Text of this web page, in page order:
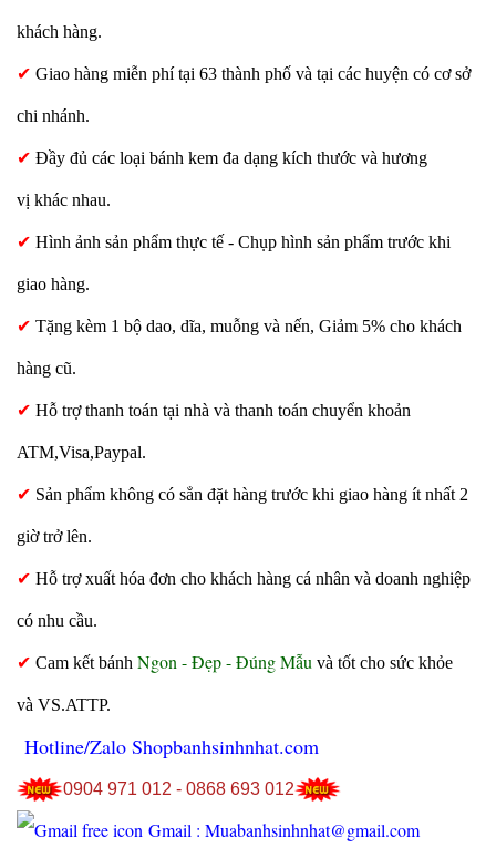
khách hàng.
✔ Giao hàng miễn phí tại 63 thành phố và tại các huyện có cơ sở
chi nhánh.
✔ Đầy đủ các loại bánh kem đa dạng kích thước và hương
vị khác nhau.
✔ Hình ảnh sản phẩm thực tế - Chụp hình sản phẩm trước khi
giao hàng.
✔ Tặng kèm 1 bộ dao, dĩa, muỗng và nến, Giảm 5% cho khách
hàng cũ.
✔ Hỗ trợ thanh toán tại nhà và thanh toán chuyển khoản
ATM,Visa,Paypal.
✔ Sản phẩm không có sẳn đặt hàng trước khi giao hàng ít nhất 2
giờ trở lên.
✔ Hỗ trợ xuất hóa đơn cho khách hàng cá nhân và doanh nghiệp
có nhu cầu.
✔ Cam kết bánh Ngon - Đẹp - Đúng Mẫu và tốt cho sức khỏe
và VS.ATTP.
Hotline/Zalo Shopbanhsinhnhat.com
0904 971 012 - 0868 693 012
Gmail : Muabanhsinhnhat@gmail.com